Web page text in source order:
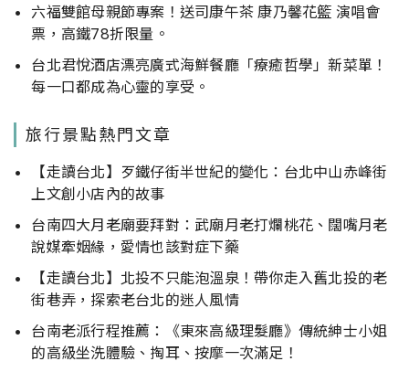
六福雙館母親節專案！送司康午茶 康乃馨花籃 演唱會
票，高鐵78折限量。
台北君悅酒店漂亮廣式海鮮餐廳「療癒哲學」新菜單！
每一口都成為心靈的享受。
旅行景點熱門文章
【走讀台北】歹鐵仔街半世紀的變化：台北中山赤峰街
上文創小店內的故事
台南四大月老廟要拜對：武廟月老打爛桃花、闊嘴月老
說媒牽姻緣，愛情也該對症下藥
【走讀台北】北投不只能泡溫泉！帶你走入舊北投的老
街巷弄，探索老台北的迷人風情
台南老派行程推薦：《東來高級理髮廳》傳統紳士小姐
的高級坐洗體驗、掏耳、按摩一次滿足！